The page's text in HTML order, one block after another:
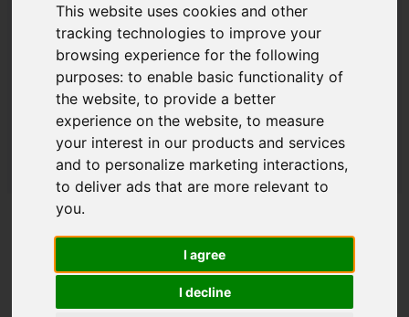
This website uses cookies and other
tracking technologies to improve your
browsing experience for the following
purposes:to enable basic functionality of
the website,to provide a better
experience on the website,to measure
your interest in our products and services
and to personalize marketing interactions,
to deliver ads that are more relevant to
you.
I agree
I decline
LAUDAT SUPPLY/EQUIPOS ELÉCTRICOS / CONECTORES
ELÉCTRICOS - CAJAS DE CONEXIONES CON INTERRUPTOR
LAUDAT SUPPLY - CONECTORES
ELÉCTRICOS / CAJAS DE
CONEXIONES CON INTERRUPTOR
LAUDAT SUPPLY/EQUIPOS ELÉCTRICOS/ CONECTORES
ELÉCTRICOS - CAJAS DE CONEXIONES CON INTERRUPTOR
DESCARGAR PERFIL DE LA EMPRESA